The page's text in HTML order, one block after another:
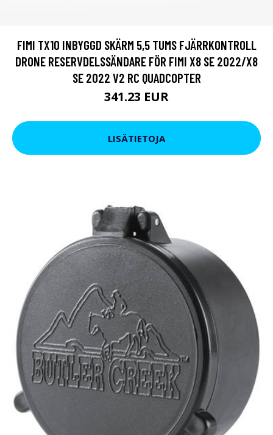
FIMI TX10 INBYGGD SKÄRM 5,5 TUMS FJÄRRKONTROLL
DRONE RESERVDELSSÄNDARE FÖR FIMI X8 SE 2022/X8
SE 2022 V2 RC QUADCOPTER
341.23 EUR
LISÄTIETOJA